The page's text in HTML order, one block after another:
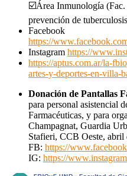
☑️Área Inmunología (Fac.
prevención de
Facebook
https://
Instagram https://
https://aptus.com.ar/la-
artes-y-deportes-en-villa-
Donación de Pantallas
para personal asistencial
Farmacéuticas, y para
Champagnat, Guardia
Stafieri, CCB Oeste, abril
FB: https://
IG: https://